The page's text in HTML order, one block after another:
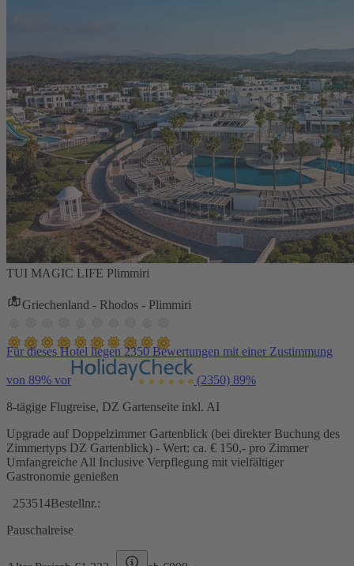
TUI MAGIC LIFE Plimmiri
Griechenland - Rhodos - Plimmiri
Für dieses Hotel liegen 2350 Bewertungen mit einer Zustimmung
von 89% vor (2350) 89%
8-tägige Flugreise, DZ Gartenseite inkl. AI
Upgrade auf Doppelzimmer Gartenblick (bei direkter Buchung des
Zimmertyps DZ Gartenblick) - Wert: ca. € 150,- pro Zimmer
Umfangreiche All Inclusive Verpflegung mit vielfältiger
Gastronomie genießen
253514Bestellnr.:
Pauschalreise